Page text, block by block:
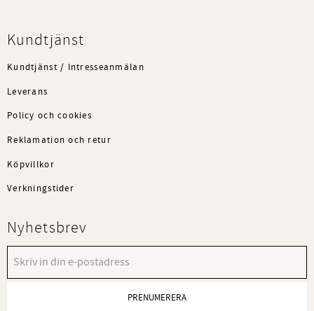
Kundtjänst
Kundtjänst / Intresseanmälan
Leverans
Policy och cookies
Reklamation och retur
Köpvillkor
Verkningstider
Nyhetsbrev
PRENUMERERA